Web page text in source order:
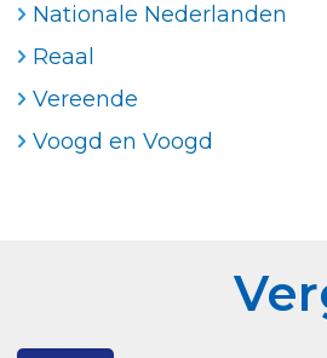
Nationale Nederlanden
Reaal
Vereende
Voogd en Voogd